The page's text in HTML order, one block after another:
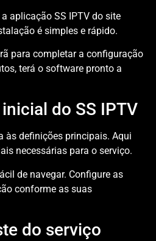
aplicação SS IPTV do site
é simples e rápido.
para completar a configuração
terá o software pronto a
do SS IPTV
às definições principais. Aqui
necessárias para o serviço.
de navegar. Configure as
conforme as suas
do serviço